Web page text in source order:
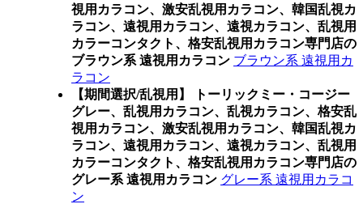
視用カラコン、激安乱視用カラコン、韓国乱視カ
ラコン、遠視用カラコン、遠視カラコン、乱視用
カラーコンタクト、格安乱視用カラコン専門店の
ブラウン系 遠視用カラコン ブラウン系 遠視用カ
ラコン
【期間選択/乱視用】 トーリックミー・コージー
グレー、乱視用カラコン、乱視カラコン、格安乱
視用カラコン、激安乱視用カラコン、韓国乱視カ
ラコン、遠視用カラコン、遠視カラコン、乱視用
カラーコンタクト、格安乱視用カラコン専門店の
グレー系 遠視用カラコン グレー系 遠視用カラコ
ン